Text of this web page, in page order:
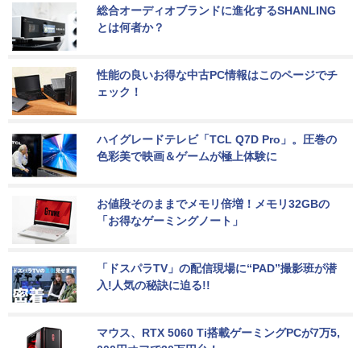
総合オーディオブランドに進化するSHANLING
とは何者か？
性能の良いお得な中古PC情報はこのページでチ
ェック！
ハイグレードテレビ「TCL Q7D Pro」。圧巻の
色彩美で映画＆ゲームが極上体験に
お値段そのままでメモリ倍増！メモリ32GBの
「お得なゲーミングノート」
「ドスパラTV」の配信現場に“PAD”撮影班が潜
入!人気の秘訣に迫る!!
マウス、RTX 5060 Ti搭載ゲーミングPCが7万5,